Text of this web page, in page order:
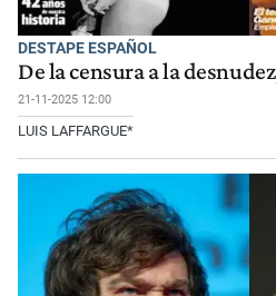
DESTAPE ESPAÑOL
De la censura a la
21-11-2025 12:00
LUIS LAFFARGUE*